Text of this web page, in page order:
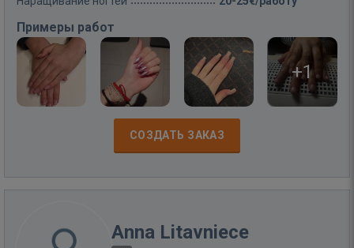
Примеры работ
+1
СОЗДАТЬ ЗАКАЗ
Anna Litavniece